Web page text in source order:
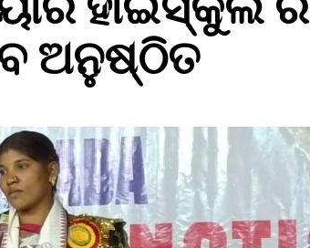
ଅନୁଷ୍ଠିତ